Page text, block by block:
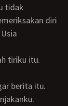
diri
berita itu.